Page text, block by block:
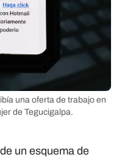
una oferta de trabajo en
de Tegucigalpa.
un esquema de